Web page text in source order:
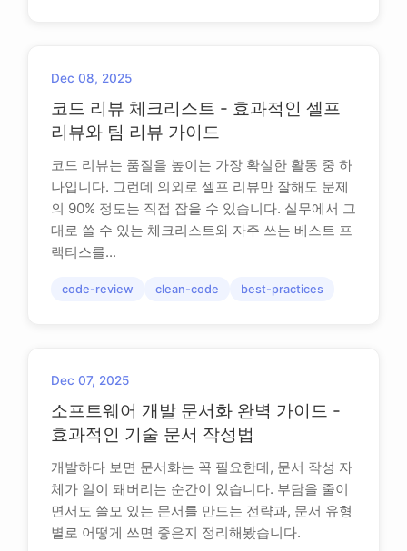
Dec 08, 2025
코드 리뷰 체크리스트 - 효과적인 셀프
리뷰와 팀 리뷰 가이드
코드 리뷰는 품질을 높이는 가장 확실한 활동 중 하
나입니다. 그런데 의외로 셀프 리뷰만 잘해도 문제
의 90% 정도는 직접 잡을 수 있습니다. 실무에서 그
대로 쓸 수 있는 체크리스트와 자주 쓰는 베스트 프
랙티스를...
code-review clean-code best-practices
Dec 07, 2025
소프트웨어 개발 문서화 완벽 가이드 -
효과적인 기술 문서 작성법
개발하다 보면 문서화는 꼭 필요한데, 문서 작성 자
체가 일이 돼버리는 순간이 있습니다. 부담을 줄이
면서도 쓸모 있는 문서를 만드는 전략과, 문서 유형
별로 어떻게 쓰면 좋은지 정리해봤습니다.